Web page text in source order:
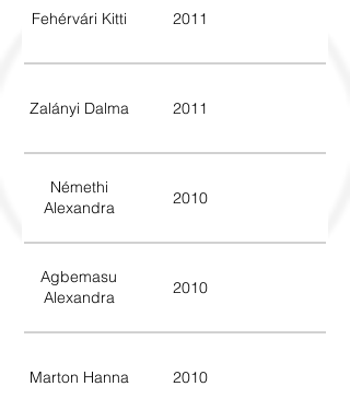
Fehérvári Kitti 2011
Zalányi Dalma 2011
Némethi
Alexandra
2010
Agbemasu
Alexandra
2010
Marton Hanna 2010